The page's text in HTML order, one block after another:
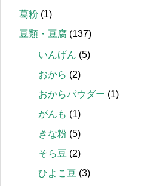
葛粉 (1)
豆類・豆腐 (137)
いんげん (5)
おから (2)
おからパウダー (1)
がんも (1)
きな粉 (5)
そら豆 (2)
ひよこ豆 (3)